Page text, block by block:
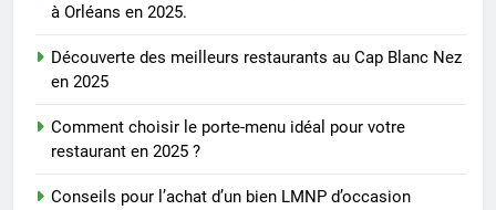
à Orléans en 2025.
Découverte des meilleurs restaurants au Cap Blanc Nez
en 2025
Comment choisir le porte-menu idéal pour votre
restaurant en 2025 ?
Conseils pour l’achat d’un bien LMNP d’occasion